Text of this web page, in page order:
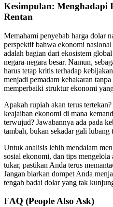
Kesimpulan: Menghadapi
Rentan
Memahami penyebab harga dolar
perspektif bahwa ekonomi
adalah bagian dari ekosistem
negara-negara besar. Namun,
harus tetap kritis terhadap
menjadi pemadam kebakaran
memperbaiki struktur ekonomi
Apakah rupiah akan terus
keajaiban ekonomi di mana
terwujud? Jawabannya ada pada
tambah, bukan sekadar gali lubang
Untuk analisis lebih mendalam
sosial ekonomi, dan tips
tukar, pastikan Anda terus
Jangan biarkan dompet Anda
tengah badai dolar yang tak
FAQ (People Also Ask)